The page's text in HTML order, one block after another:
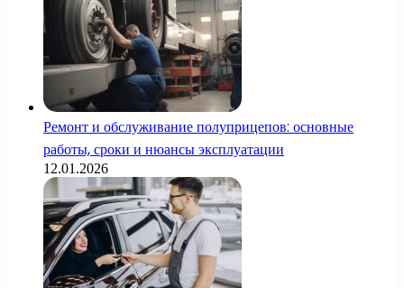
Ремонт и обслуживание полуприцепов: основные
работы, сроки и нюансы эксплуатации
12.01.2026